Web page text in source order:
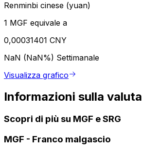
Renminbi cinese (yuan)
1 MGF equivale a
0,00031401 CNY
NaN (NaN%) Settimanale
Visualizza grafico
Informazioni sulla valuta
Scopri di più su MGF e SRG
MGF - Franco malgascio